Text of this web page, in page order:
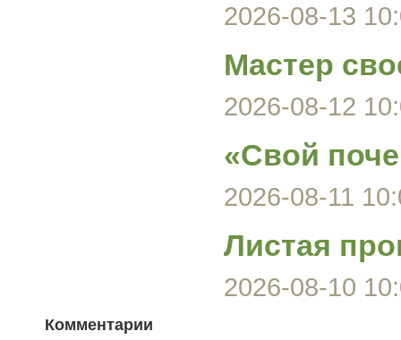
2026-08-13
Мастер
2026-08-12
«Свой
2026-08-11
Листая
2026-08-10
Комментарии